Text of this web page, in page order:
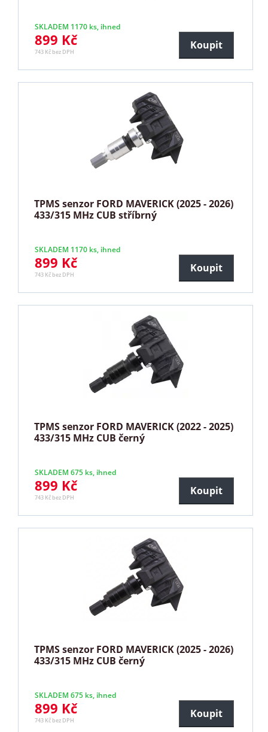
SKLADEM 1170 ks, ihned
899 Kč
743 Kč bez DPH
Koupit
TPMS senzor FORD MAVERICK (2025 - 2026)
433/315 MHz CUB stříbrný
SKLADEM 1170 ks, ihned
899 Kč
743 Kč bez DPH
Koupit
TPMS senzor FORD MAVERICK (2022 - 2025)
433/315 MHz CUB černý
SKLADEM 675 ks, ihned
899 Kč
743 Kč bez DPH
Koupit
TPMS senzor FORD MAVERICK (2025 - 2026)
433/315 MHz CUB černý
SKLADEM 675 ks, ihned
899 Kč
743 Kč bez DPH
Koupit